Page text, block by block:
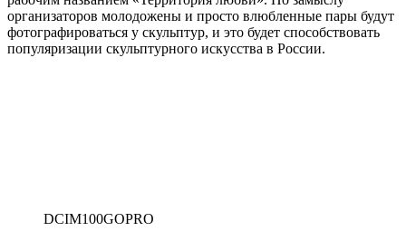
организаторов молодожены и просто влюбленные пары будут
фотографироваться у скульптур, и это будет способствовать
популяризации скульптурного искусства в России.
DCIM100GOPRO